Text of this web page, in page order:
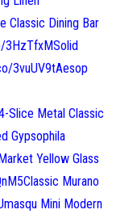
​​Classic Dining Bar
3HzTfxMSolid
3vuUV9tAesop
Slice Metal Classic
Gypsophila
Yellow Glass
Murano
Mini Modern